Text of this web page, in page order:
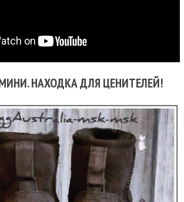
НАХОДКА ДЛЯ ЦЕНИТЕЛЕЙ!